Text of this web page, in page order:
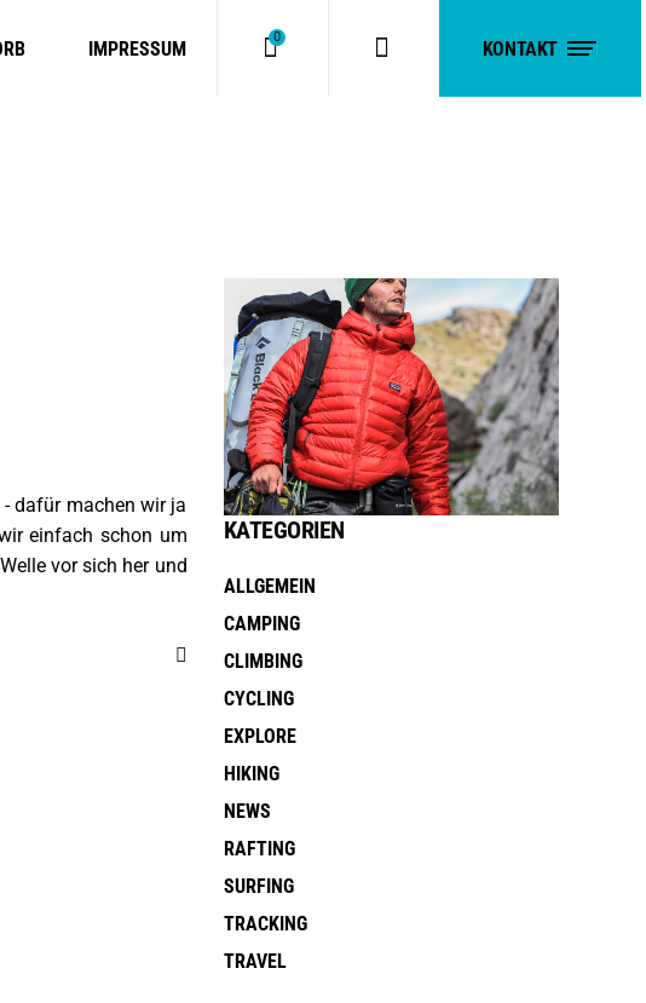
IMPRESSUM 0 KONTAKT
dafür machen wir ja
einfach schon um
vor sich her und
KATEGORIEN
ALLGEMEIN
CAMPING
CLIMBING
CYCLING
EXPLORE
HIKING
NEWS
RAFTING
SURFING
TRACKING
TRAVEL